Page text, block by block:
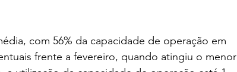
com 56% da capacidade de operação em
frente a fevereiro, quando atingiu o menor